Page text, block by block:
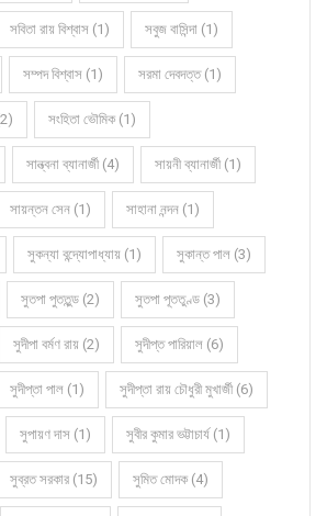
সবিতা রায় বিশ্বাস (1) সবুজ বাসিন্দা (1)
সম্পদ বিশ্বাস (1) সরমা দেবদত্ত (1)
সংহিতা ভৌমিক (1)
সান্ত্বনা ব্যানার্জী (4) সায়নী ব্যানার্জী (1)
সায়ন্তন সেন (1) সাহানা নন্দন (1)
সুকন্যা বন্দ্যোপাধ্যায় (1) সুকান্ত পাল (3)
সুতপা পুততুন্ড (2) সুতপা পূততুণ্ড (3)
সুদীপা বর্মণ রায় (2) সুদীপ্ত পারিয়াল (6)
সুদীপ্তা পাল (1) সুদীপ্তা রায় চৌধুরী মুখার্জী (6)
সুপায়ণ দাস (1) সুবীর কুমার ভট্টাচার্য (1)
সুব্রত সরকার (15) সুমিত মোদক (4)